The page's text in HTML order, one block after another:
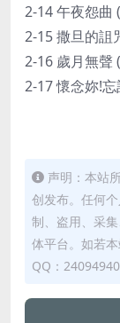
2-14 午夜怨
2-15 撒旦的
2-16 歲月無
2-17 懷念妳!
声明：本站
创发布。任何
制、盗用、采
体平台。如若
QQ：